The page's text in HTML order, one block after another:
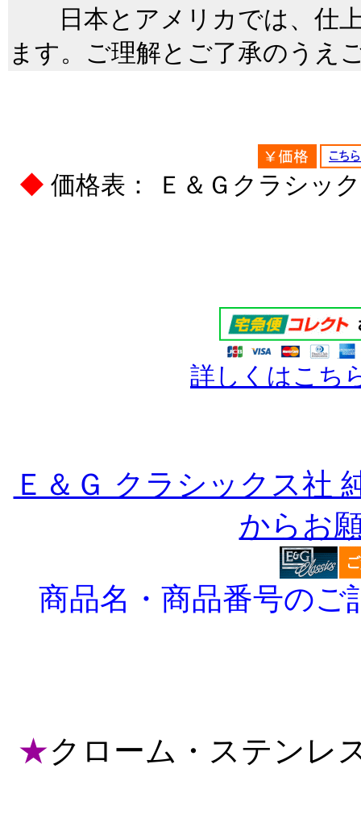
日本とアメリカでは、仕上
ます。ご理解とご了承のうえ
◆ 価格表： Ｅ＆Ｇクラシッ
詳しくはこち
Ｅ＆Ｇ クラシックス社
からお
商品名・商品番号の
★クローム・ステンレ